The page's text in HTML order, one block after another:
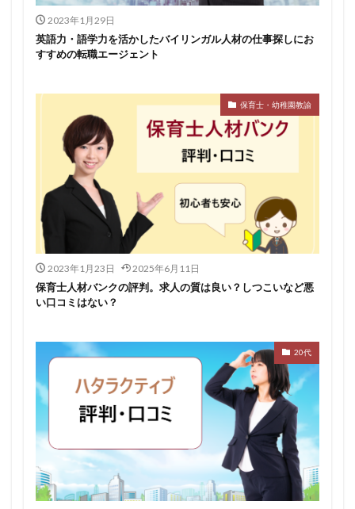
2023年1月29日
英語力・語学力を活かしたバイリンガル人材の仕事探しにお
すすめの転職エージェント
保育士・幼稚園教諭
2023年1月23日 2025年6月11日
保育士人材バンクの評判。求人の質は良い？しつこいなど悪
い口コミはない？
20代